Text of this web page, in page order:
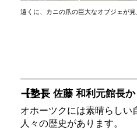
遠くに、カニの爪の巨大なオブジェが見
【塾長 佐藤 和利元館長から子ども達へのメッセージ】
オホーツクには素晴らしい
人々の歴史があります。